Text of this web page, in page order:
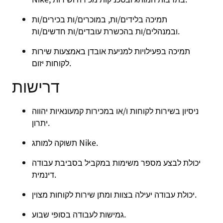
תמיכה בלידים/ות, במוכרים/ות בכירים/ות
ובמנהלים/ות בהכשרת עובדים/ות חדשים/ות.
תמיכה בפעילויות למניעת אובדן באמצעות שירות
לקוחות יזום.
דרישות
ניסיון בשירות לקוחות ו/או במכירות קמעונאיות יהווה
יתרון.
תשוקה למותג Nike.
יכולת לבצע מספר משימות במקביל בסביבת עבודה
דינמית.
יכולת עבודה יעילה בצוות ומתן שירות לקוחות מצוין.
גמישות לעבודה בסופי שבוע.